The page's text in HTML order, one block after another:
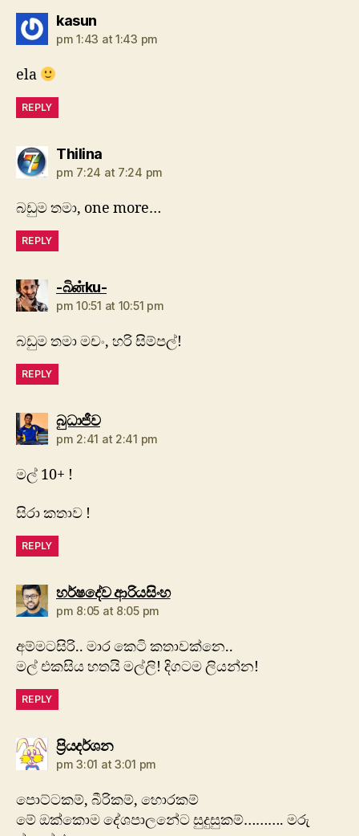
kasunsays:
pm 1:43 at 1:43 pm
ela
REPLY
Thilinasays:
pm 7:24 at 7:24 pm
බඩුම තමා, one more…
REPLY
-බිன்ku-says:
pm 10:51 at 10:51 pm
බඩුම තමා මචං, හරි සිම්පල්!
REPLY
බුධාජීවsays:
pm 2:41 at 2:41 pm
මල් 10+ !
සිරා කතාව !
REPLY
හර්ෂදේව ආරියසිංහsays:
pm 8:05 at 8:05 pm
අම්මටසිරි.. මාර කෙටි කතාවක්නෙ..
මල් එකසිය හතයි මල්ලි! දිගටම ලියන්න!
REPLY
ප්‍රියදර්ශනsays:
pm 3:01 at 3:01 pm
පොට්ටකම්, බීරිකම්, හොරකම්
මේ ඔක්කොම දේශපාලනේට සුදුසුකම්………. මරු